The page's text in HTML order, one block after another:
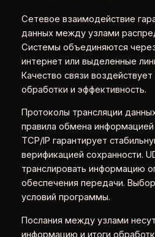
Сетевое взаимодействие
данных между узлами
Системы объединяются
интернет или выделенные
Качество связи
обработки и эффективность.
Протоколы трансляции
правила обмена
TCP/IP гарантирует
верификацией сохранности.
транслировать информацию
обеспечения передачи.
условий программы.
Послания между узлами
информацию и итоги